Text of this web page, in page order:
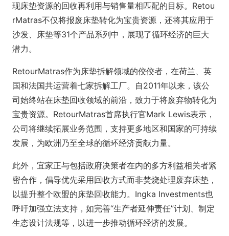
现床垫资源的回收再利用与销售量相匹配的目标。Retou
rMatras不仅将报废床垫转化为宝贵资源，还将其应用于
沙发、床垫等31个产品系列中，展现了循环经济的巨大
潜力。
RetourMatras作为床垫拆解领域的佼佼者，在荷兰、英
国和法国共运营着七家拆解工厂。自2011年以来，该公
司始终站在床垫回收领域的前沿，致力于将废弃物转化为
宝贵资源。RetourMatras首席执行官Mark Lewis表示，
公司将继续拓展业务范围，支持更多地区和国家的可持续
发展，为欧洲乃至全球的循环经济贡献力量。
此外，宜家正与包括政府决策者在内的多方利益相关者紧
密合作，倡导优先采用回收方式而非焚烧处理废弃床垫，
以提升整个欧盟的床垫回收能力。Ingka Investments也
呼吁加强立法支持，如完善“生产者延伸责任”计划、制定
生态设计法规等，以进一步推动循环经济的发展。